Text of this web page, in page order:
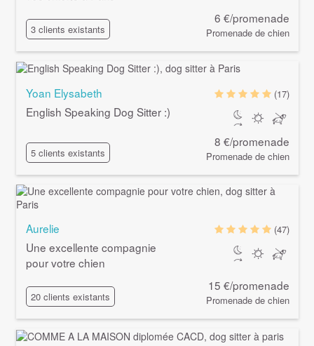
3 clients existants
6 €/promenade
Promenade de chien
Yoan Elysabeth
English Speaking Dog Sitter :)
5 clients existants
(17)
8 €/promenade
Promenade de chien
Aurelie
Une excellente compagnie
pour votre chien
20 clients existants
(47)
15 €/promenade
Promenade de chien